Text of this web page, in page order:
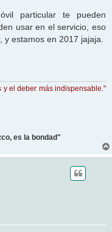
particular te pueden
usar en el servicio, eso
estamos en 2017 jajaja.
el deber más indispensable."
es la bondad"